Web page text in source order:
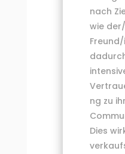
nach
wie
ng zu
Dies